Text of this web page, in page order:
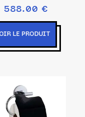
- Noir mat
Charbon
588.00 €
LE PRODUIT